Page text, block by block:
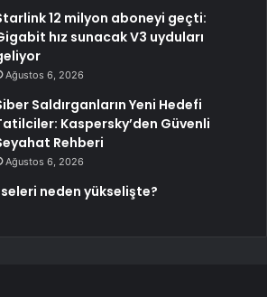
12 milyon aboneyi geçti:
hız sunacak V3 uyduları
Ağustos 6, 2026
Saldırganların Yeni Hedefi
Kaspersky’den Güvenli
Rehberi
Ağustos 6, 2026
neden yükselişte?